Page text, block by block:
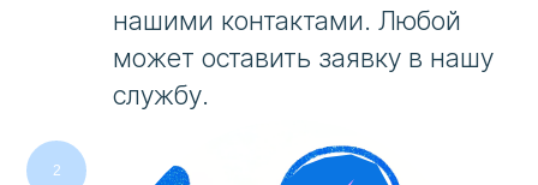
нашими контактами. Любой
может оставить заявку в нашу
службу.